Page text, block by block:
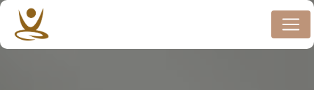
Panneau de gestion des cookies